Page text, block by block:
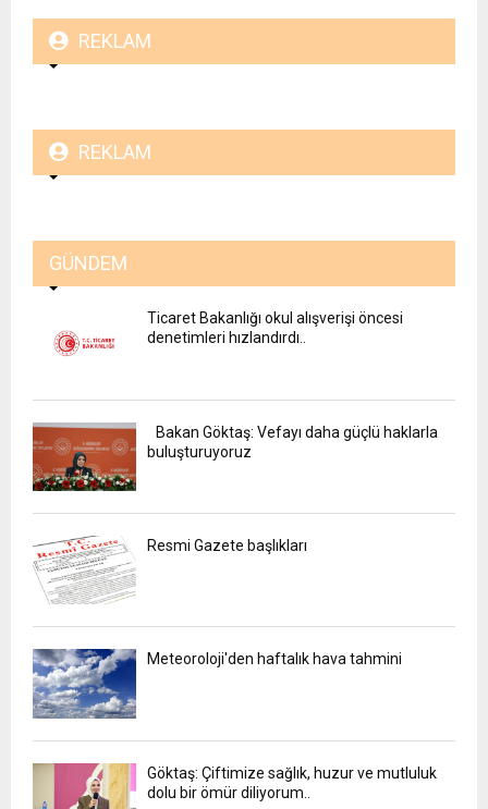
REKLAM
REKLAM
GÜNDEM
Ticaret Bakanlığı okul alışverişi öncesi
denetimleri hızlandırdı..
Bakan Göktaş: Vefayı daha güçlü haklarla
buluşturuyoruz
Resmi Gazete başlıkları
Meteoroloji'den haftalık hava tahmini
Göktaş: Çiftimize sağlık, huzur ve mutluluk
dolu bir ömür diliyorum..